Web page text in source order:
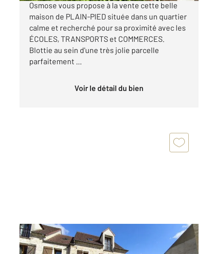
Osmose vous propose à la vente cette belle
maison de PLAIN-PIED située dans un quartier
calme et recherché pour sa proximité avec les
ÉCOLES, TRANSPORTS et COMMERCES.
Blottie au sein d'une très jolie parcelle
parfaitement ...
Voir le détail du bien
AUVERS SUR OISE 95
60,85 m2, 3 pièces